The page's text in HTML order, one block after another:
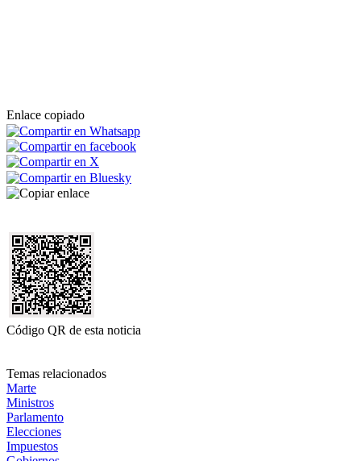
Enlace copiado
Código QR de esta noticia
Temas relacionados
Marte
Ministros
Parlamento
Elecciones
Impuestos